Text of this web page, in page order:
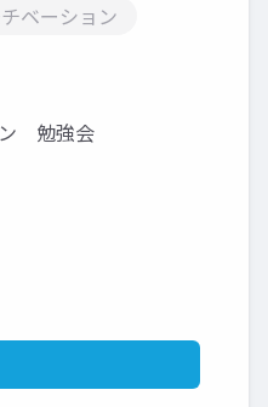
ベーション
ン 勉強会